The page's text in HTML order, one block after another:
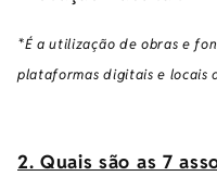
*É a utilização de obras e
plataformas digitais e locais
2. Quais são as 7